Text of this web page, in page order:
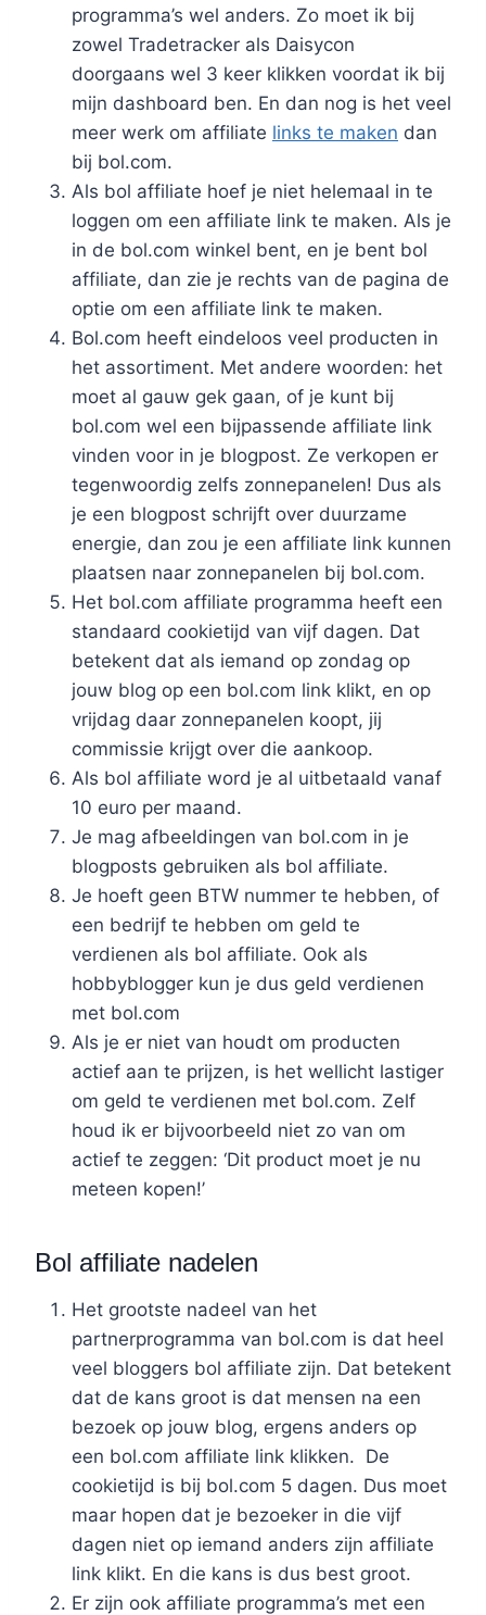
programma’s wel anders. Zo moet ik bij
zowel Tradetracker als Daisycon
doorgaans wel 3 keer klikken voordat ik bij
mijn dashboard ben. En dan nog is het veel
meer werk om affiliate links te maken dan
bij bol.com.
Als bol affiliate hoef je niet helemaal in te
loggen om een affiliate link te maken. Als je
in de bol.com winkel bent, en je bent bol
affiliate, dan zie je rechts van de pagina de
optie om een affiliate link te maken.
Bol.com heeft eindeloos veel producten in
het assortiment. Met andere woorden: het
moet al gauw gek gaan, of je kunt bij
bol.com wel een bijpassende affiliate link
vinden voor in je blogpost. Ze verkopen er
tegenwoordig zelfs zonnepanelen! Dus als
je een blogpost schrijft over duurzame
energie, dan zou je een affiliate link kunnen
plaatsen naar zonnepanelen bij bol.com.
Het bol.com affiliate programma heeft een
standaard cookietijd van vijf dagen. Dat
betekent dat als iemand op zondag op
jouw blog op een bol.com link klikt, en op
vrijdag daar zonnepanelen koopt, jij
commissie krijgt over die aankoop.
Als bol affiliate word je al uitbetaald vanaf
10 euro per maand.
Je mag afbeeldingen van bol.com in je
blogposts gebruiken als bol affiliate.
Je hoeft geen BTW nummer te hebben, of
een bedrijf te hebben om geld te
verdienen als bol affiliate. Ook als
hobbyblogger kun je dus geld verdienen
met bol.com
Als je er niet van houdt om producten
actief aan te prijzen, is het wellicht lastiger
om geld te verdienen met bol.com. Zelf
houd ik er bijvoorbeeld niet zo van om
actief te zeggen: ‘Dit product moet je nu
meteen kopen!’
Bol affiliate nadelen
Het grootste nadeel van het
partnerprogramma van bol.com is dat heel
veel bloggers bol affiliate zijn. Dat betekent
dat de kans groot is dat mensen na een
bezoek op jouw blog, ergens anders op
een bol.com affiliate link klikken. De
cookietijd is bij bol.com 5 dagen. Dus moet
maar hopen dat je bezoeker in die vijf
dagen niet op iemand anders zijn affiliate
link klikt. En die kans is dus best groot.
Er zijn ook affiliate programma’s met een